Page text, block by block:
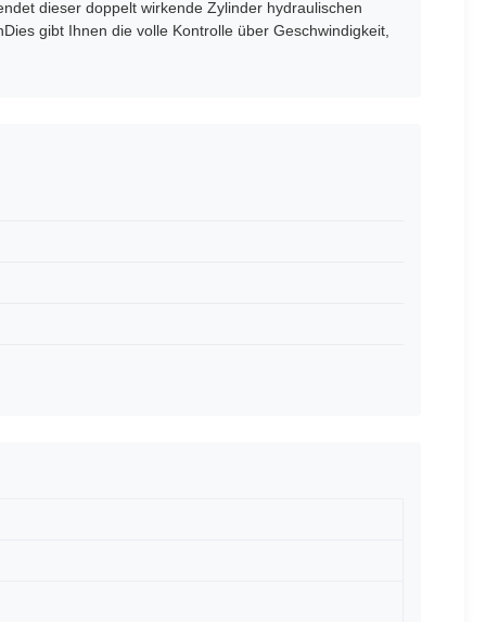
dieser doppelt wirkende Zylinder hydraulischen
gibt Ihnen die volle Kontrolle über Geschwindigkeit,